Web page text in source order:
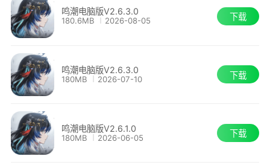
3、全新地区
该地区包含区域：「玄方城」、「玄幽东岳」、
玄方地界位于今州与梦州交界之地，其中坐落的玄
方城是一座闻名诸州的机关之城。
该地区包含区域：「玄方城」、「玄幽东
※跟随【潮汐任务】第四章・第一幕「山雨欲
来风满楼」的任务指引即可前往。
【全新声骸】
鸣潮电脑版V2.6.3.0
180.6MB 2026-08-05 下载
鸣潮电脑版V2.6.3.0
180MB 2026-07-10 下载
鸣潮电脑版V2.6.1.0
180MB 2026-06-05 下载